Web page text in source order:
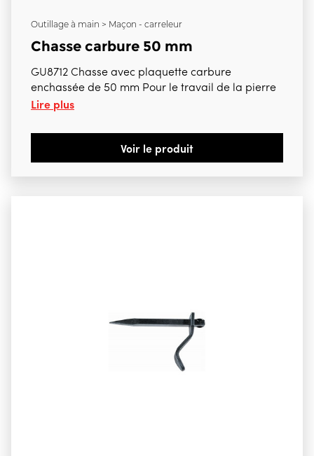
Outillage à main > Maçon - carreleur
Chasse carbure 50 mm
GU8712 Chasse avec plaquette carbure
enchassée de 50 mm Pour le travail de la pierre
Lire plus
Voir le produit